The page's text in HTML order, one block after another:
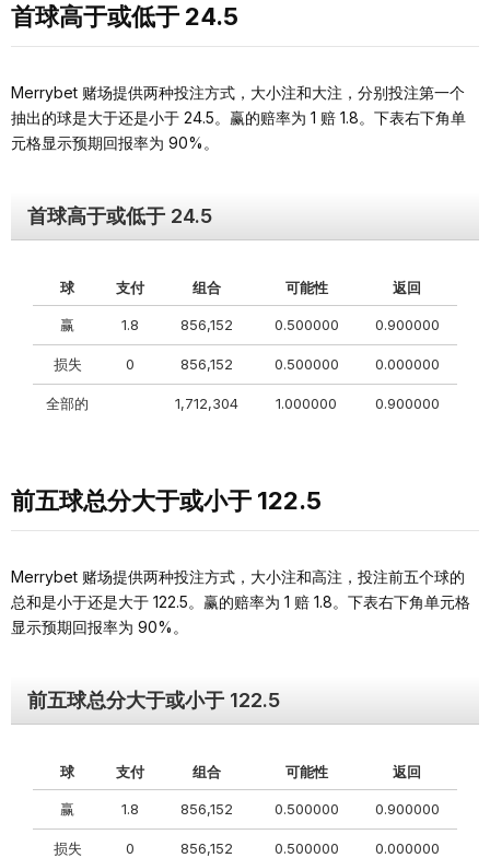
首球高于或低于 24.5
Merrybet 赌场提供两种投注方式，大小注和大注，分别投注第一个
抽出的球是大于还是小于 24.5。赢的赔率为 1 赔 1.8。下表右下角单
元格显示预期回报率为 90%。
首球高于或低于 24.5
球 支付 组合 可能性 返回
赢 1.8 856,152 0.500000 0.900000
损失 0 856,152 0.500000 0.000000
全部的 1,712,304 1.000000 0.900000
前五球总分大于或小于 122.5
Merrybet 赌场提供两种投注方式，大小注和高注，投注前五个球的
总和是小于还是大于 122.5。赢的赔率为 1 赔 1.8。下表右下角单元格
显示预期回报率为 90%。
前五球总分大于或小于 122.5
球 支付 组合 可能性 返回
赢 1.8 856,152 0.500000 0.900000
损失 0 856,152 0.500000 0.000000